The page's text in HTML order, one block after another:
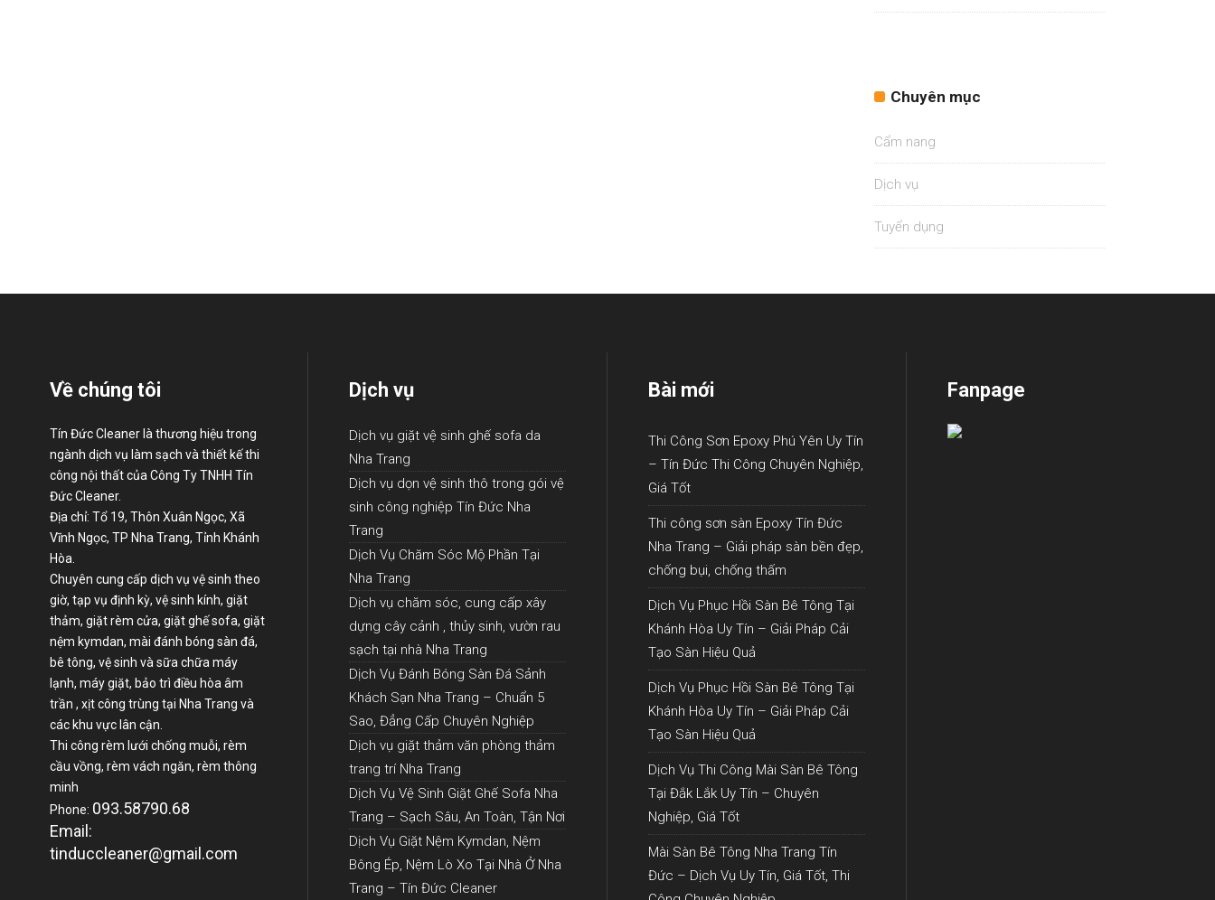
Chuyên mục
Cẩm nang
Dịch vụ
Tuyển dụng
Về chúng tôi
Tín Đức Cleaner là thương hiệu trong
ngành dịch vụ làm sạch và thiết kế thi
công nội thất của Công Ty TNHH Tín
Đức Cleaner.
Địa chỉ: Tổ 19, Thôn Xuân Ngọc, Xã
Vĩnh Ngọc, TP Nha Trang, Tỉnh Khánh
Hòa.
Chuyên cung cấp dịch vụ vệ sinh theo
giờ, tạp vụ định kỳ, vệ sinh kính, giặt
thảm, giặt rèm cửa, giặt ghế sofa, giặt
nệm kymdan, mài đánh bóng sàn đá,
bê tông, vệ sinh và sữa chữa máy
lạnh, máy giặt, bảo trì điều hòa âm
trần , xịt công trùng tại Nha Trang và
các khu vực lân cận.
Thi công rèm lưới chống muỗi, rèm
cầu vồng, rèm vách ngăn, rèm thông
minh
Phone: 093.58790.68
Email:
tinduccleaner@gmail.com
Dịch vụ
Dịch vụ giặt vệ sinh ghế sofa da
Nha Trang
Dịch vụ dọn vệ sinh thô trong gói vệ
sinh công nghiệp Tín Đức Nha
Trang
Dịch Vụ Chăm Sóc Mộ Phần Tại
Nha Trang
Dịch vụ chăm sóc, cung cấp xây
dựng cây cảnh , thủy sinh, vườn rau
sạch tại nhà Nha Trang
Dịch Vụ Đánh Bóng Sàn Đá Sảnh
Khách Sạn Nha Trang – Chuẩn 5
Sao, Đẳng Cấp Chuyên Nghiệp
Dịch vụ giặt thảm văn phòng thảm
trang trí Nha Trang
Dịch Vụ Vệ Sinh Giặt Ghế Sofa Nha
Trang – Sạch Sâu, An Toàn, Tận Nơi
Dịch Vụ Giặt Nệm Kymdan, Nệm
Bông Ép, Nệm Lò Xo Tại Nhà Ở Nha
Trang – Tín Đức Cleaner
Bài mới
Thi Công Sơn Epoxy Phú Yên Uy Tín
– Tín Đức Thi Công Chuyên Nghiệp,
Giá Tốt
Thi công sơn sàn Epoxy Tín Đức
Nha Trang – Giải pháp sàn bền đẹp,
chống bụi, chống thấm
Dịch Vụ Phục Hồi Sàn Bê Tông Tại
Khánh Hòa Uy Tín – Giải Pháp Cải
Tạo Sàn Hiệu Quả
Dịch Vụ Phục Hồi Sàn Bê Tông Tại
Khánh Hòa Uy Tín – Giải Pháp Cải
Tạo Sàn Hiệu Quả
Dịch Vụ Thi Công Mài Sàn Bê Tông
Tại Đắk Lắk Uy Tín – Chuyên
Nghiệp, Giá Tốt
Mài Sàn Bê Tông Nha Trang Tín
Đức – Dịch Vụ Uy Tín, Giá Tốt, Thi
Fanpage